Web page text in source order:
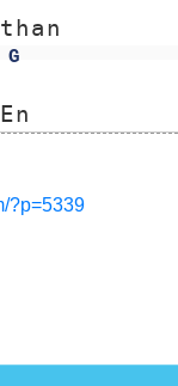
G
?p=5339